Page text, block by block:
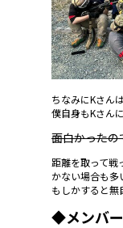
ちなみにKさん
僕自身もKさん
面白かったの
距離を取って戦
かない場合も多
もしかすると無
◆メンバ